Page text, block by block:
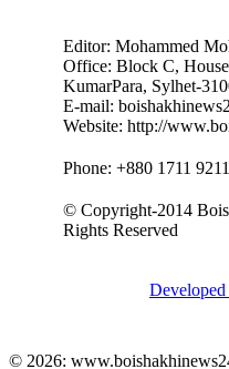
Editor: Mohammed
Office: Block C,
KumarPara, Sylhet-
E-mail:
Website: http://
Phone: +880 1711
© Copyright-2014
Rights Reserved
© 2026: